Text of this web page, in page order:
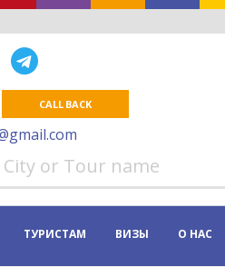
CALL BACK
ТУРИСТАМ ВИЗЫ О НАС